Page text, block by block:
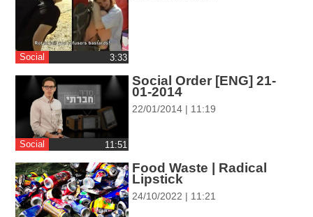
משוב
Social ‎3:33
Social ‎11:51
Social Order [ENG] 21-
01-2014
22/01/2014 | 11:19
Food Waste | Radical
Lipstick
24/10/2022 | 11:21